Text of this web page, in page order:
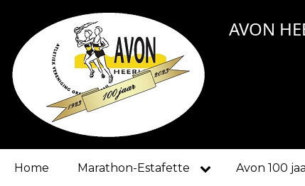
naar
de
inhoud
gaan
AVON
Main
Home Marathon-Estafette Avon 100